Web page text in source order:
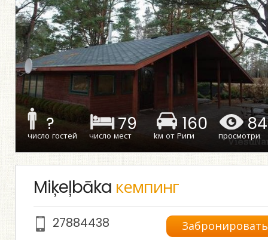
?
число гостей
79
число мест
160
kм от Риги просмотри
Miķeļbāka кемпинг
Забронировать
27884438